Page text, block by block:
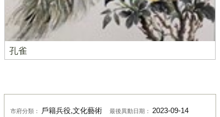
孔雀
市府分類： 戶籍兵役,文化藝術 最後異動日期： 2023-09-14